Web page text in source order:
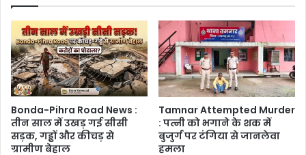
Bonda-Pihra Road News :
तीन साल में उखड़ गई सीसी
सड़क, गड्ढों और कीचड़ से
ग्रामीण बेहाल
Tamnar Attempted Murder
: पत्नी को भगाने के शक में
बुजुर्ग पर टंगिया से जानलेवा
हमला